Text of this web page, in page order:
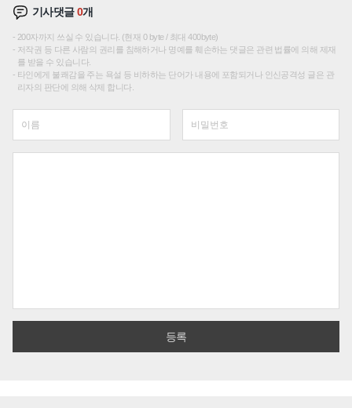
기사댓글0개
200자까지 쓰실 수 있습니다. (현재 0 byte / 최대 400byte)
저작권 등 다른 사람의 권리를 침해하거나 명예를 훼손하는 댓글은 관련 법률에 의해 제재
를 받을 수 있습니다.
타인에게 불쾌감을 주는 욕설 등 비하하는 단어가 내용에 포함되거나 인신공격성 글은 관
리자의 판단에 의해 삭제 합니다.